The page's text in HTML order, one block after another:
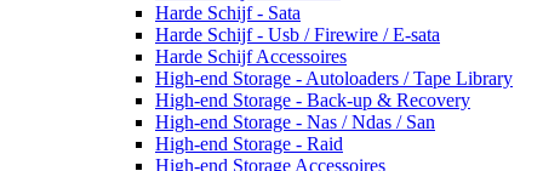
Harde Schijf - Sata
Harde Schijf - Usb / Firewire / E-sata
Harde Schijf Accessoires
High-end Storage - Autoloaders / Tape Library
High-end Storage - Back-up & Recovery
High-end Storage - Nas / Ndas / San
High-end Storage - Raid
High-end Storage Accessoires